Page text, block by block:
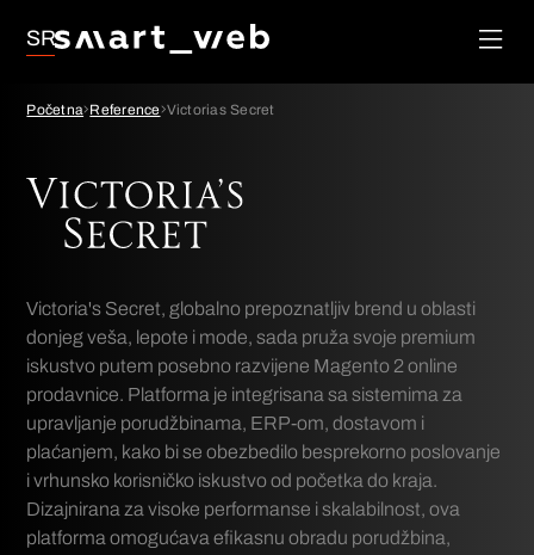
SR
Lojalnost
Upravljanje
porudžbinama
Početna Reference Victorias Secret
Victoria's Secret, globalno prepoznatljiv brend u oblasti
donjeg veša, lepote i mode, sada pruža svoje premium
iskustvo putem posebno razvijene Magento 2 online
prodavnice. Platforma je integrisana sa sistemima za
upravljanje porudžbinama, ERP-om, dostavom i
plaćanjem, kako bi se obezbedilo besprekorno poslovanje
i vrhunsko korisničko iskustvo od početka do kraja.
Dizajnirana za visoke performanse i skalabilnost, ova
platforma omogućava efikasnu obradu porudžbina,